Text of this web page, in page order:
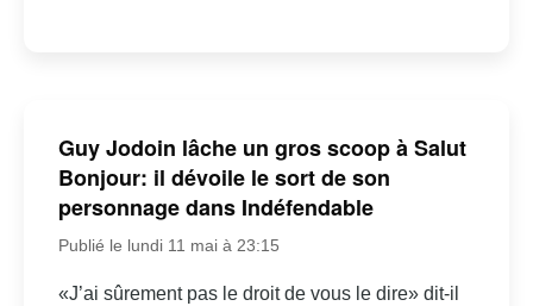
Guy Jodoin lâche un gros scoop à Salut
Bonjour: il dévoile le sort de son
personnage dans Indéfendable
Publié le lundi 11 mai à 23:15
«J’ai sûrement pas le droit de vous le dire» dit-il